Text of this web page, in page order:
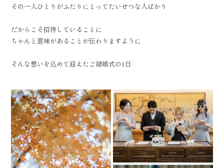
その一人ひとりがふたりにとってたいせつな人ばかり
だからこそ招待していることに
ちゃんと意味があることが伝わりますように
そんな想いを込めて迎えたご結婚式の1日